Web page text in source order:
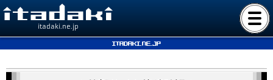
itadaki.ne.jp
itadaki.ne.jp